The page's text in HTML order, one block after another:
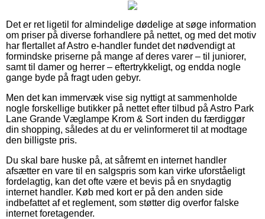
Det er ret ligetil for almindelige dødelige at søge information
om priser på diverse forhandlere på nettet, og med det motiv
har flertallet af Astro e-handler fundet det nødvendigt at
formindske priserne på mange af deres varer – til juniorer,
samt til damer og herrer – eftertrykkeligt, og endda nogle
gange byde på fragt uden gebyr.
Men det kan immervæk vise sig nyttigt at sammenholde
nogle forskellige butikker på nettet efter tilbud på Astro Park
Lane Grande Væglampe Krom & Sort inden du færdiggør
din shopping, således at du er velinformeret til at modtage
den billigste pris.
Du skal bare huske på, at såfremt en internet handler
afsætter en vare til en salgspris som kan virke uforståeligt
fordelagtig, kan det ofte være et bevis på en snydagtig
internet handler. Køb med kort er på den anden side
indbefattet af et reglement, som støtter dig overfor falske
internet foretagender.